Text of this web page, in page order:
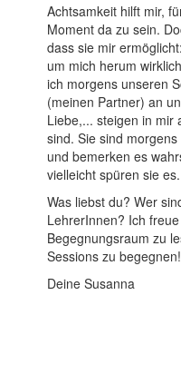
Achtsamkeit hilft mir,
Moment da zu sein.
dass sie mir
um mich herum
ich morgens unseren
(meinen Partner) an
Liebe,... steigen in mir
sind. Sie sind
und bemerken es
vielleicht spüren sie es.
Was liebst du? Wer
LehrerInnen? Ich
Begegnungsraum zu
Sessions zu begegnen!
Deine Susanna